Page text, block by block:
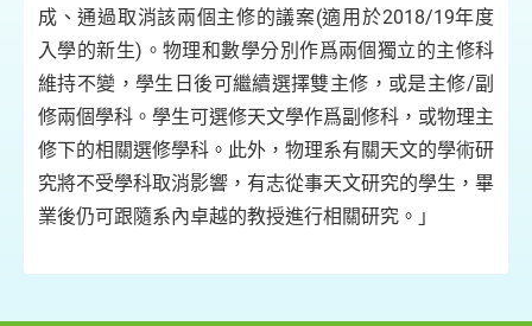
成、通過取消該兩個主修的議案(適用於2018/19年度
入學的新生)。物理和數學分別作爲兩個獨立的主修科
維持不變，學生日後可繼續選擇雙主修，或是主修/副
修兩個學科。學生可選修天文學作爲副修科，或物理主
修下的相關選修學科。此外，物理系有關天文的學術研
究將不受學科取消影響，有志從事天文研究的學生，畢
業後仍可跟隨系內卓越的教授進行相關研究。」